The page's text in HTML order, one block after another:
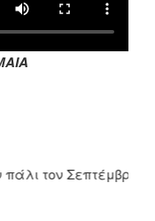
τον Σεπτέμβριο.